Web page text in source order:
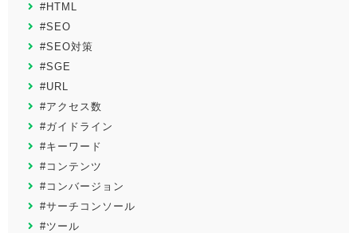
#HTML
#SEO
#SEO対策
#SGE
#URL
#アクセス数
#ガイドライン
#キーワード
#コンテンツ
#コンバージョン
#サーチコンソール
#ツール